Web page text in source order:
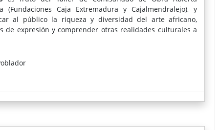
Caja Extremadura y Cajalmendralejo), y
al público la riqueza y diversidad del arte africano,
expresión y comprender otras realidades culturales a